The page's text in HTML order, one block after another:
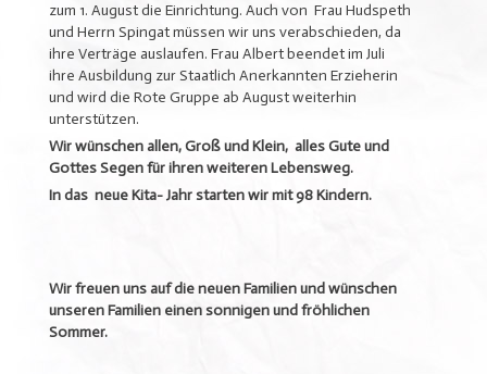
zum 1. August die Einrichtung. Auch von Frau Hudspeth
und Herrn Spingat müssen wir uns verabschieden, da
ihre Verträge auslaufen. Frau Albert beendet im Juli
ihre Ausbildung zur Staatlich Anerkannten Erzieherin
und wird die Rote Gruppe ab August weiterhin
unterstützen.
Wir wünschen allen, Groß und Klein, alles Gute und
Gottes Segen für ihren weiteren Lebensweg.
In das neue Kita- Jahr starten wir mit 98 Kindern.
Wir freuen uns auf die neuen Familien und wünschen
unseren Familien einen sonnigen und fröhlichen
Sommer.